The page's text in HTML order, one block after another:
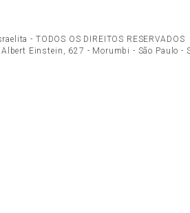
- TODOS OS DIREITOS RESERVADOS
Einstein, 627 - Morumbi - São Paulo -